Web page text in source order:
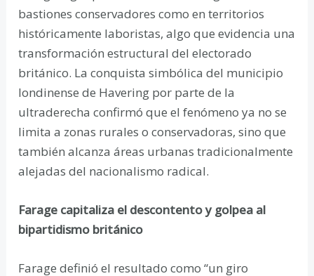
bastiones conservadores como en territorios
históricamente laboristas, algo que evidencia una
transformación estructural del electorado
británico. La conquista simbólica del municipio
londinense de Havering por parte de la
ultraderecha confirmó que el fenómeno ya no se
limita a zonas rurales o conservadoras, sino que
también alcanza áreas urbanas tradicionalmente
alejadas del nacionalismo radical.
Farage capitaliza el descontento y golpea al
bipartidismo británico
Farage definió el resultado como “un giro